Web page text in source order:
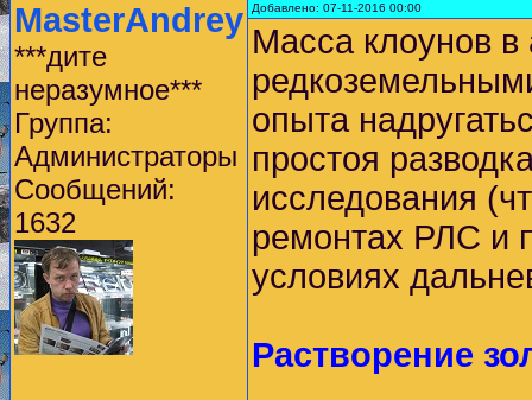
MasterAndrey
***дите
неразумное***
Группа:
Администраторы
Сообщений:
1632
Добавлено: 07-11-2016 00:00
Масса клоунов в
опыта
простоя
исследования
ремонтах РЛС и
условиях
Растворение